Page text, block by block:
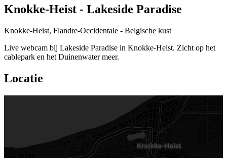
Knokke-Heist - Lakeside Paradise
Knokke-Heist, Flandre-Occidentale - Belgische kust
Live webcam bij Lakeside Paradise in Knokke-Heist. Zicht op het
cablepark en het Duinenwater meer.
Locatie